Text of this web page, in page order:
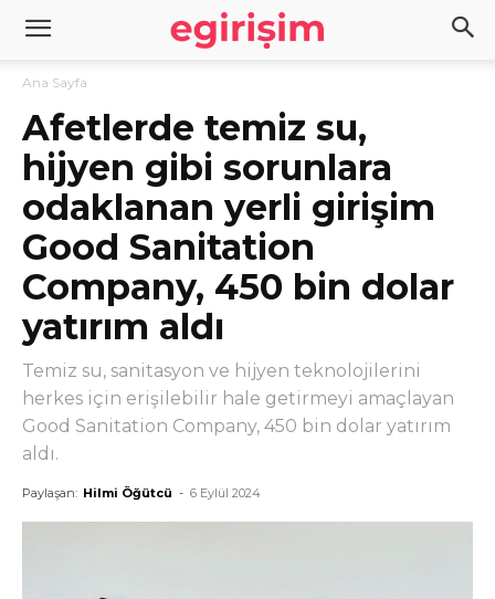
Ana Sayfa
Afetlerde temiz su,
hijyen gibi sorunlara
odaklanan yerli girişim
Good Sanitation
Company, 450 bin dolar
yatırım aldı
Temiz su, sanitasyon ve hijyen teknolojilerini
herkes için erişilebilir hale getirmeyi amaçlayan
Good Sanitation Company, 450 bin dolar yatırım
aldı.
Paylaşan: Hilmi Öğütcü - 6 Eylül 2024